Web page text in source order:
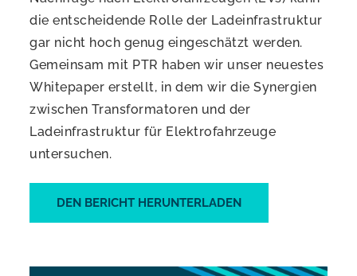
die entscheidende Rolle der Ladeinfrastruktur
gar nicht hoch genug eingeschätzt werden.
Gemeinsam mit PTR haben wir unser neuestes
Whitepaper erstellt, in dem wir die Synergien
zwischen Transformatoren und der
Ladeinfrastruktur für Elektrofahrzeuge
untersuchen.
DEN BERICHT HERUNTERLADEN